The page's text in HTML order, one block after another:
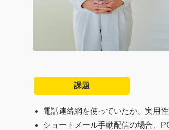
課題
電話連絡網を使っていたが、実用性
ショートメール手動配信の場合、